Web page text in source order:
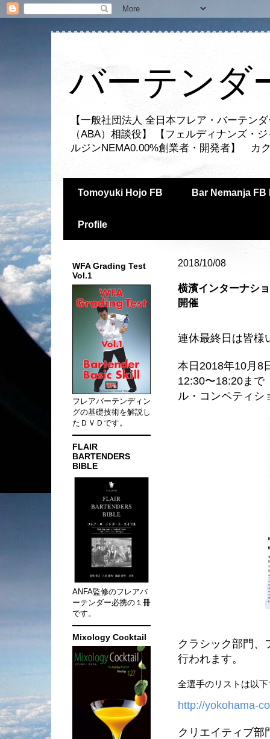
バーテンダ
【一般社団法人 全日本フレア・バーテン
（ABA）相談役】 【フェルディナンズ・
ルジンNEMA0.00%創業者・開発者】 カ
Tomoyuki Hojo FB Bar Nemanja FB
Profile
2018/10/08
横濱インターナシ
開催
連休最終日は皆様
本日2018年10月8
12:30〜18:20まで
ル・コンペティシ
クラシック部門、
行われます。
全選手のリストは以下
http://yokohama-
クリエイティブ部
WFA Grading Test
Vol.1
フレアバーテンディン
グの基礎技術を解説し
たＤＶＤです。
FLAIR
BARTENDERS
BIBLE
ANFA監修のフレアバ
ーテンダー必携の１冊
です。
Mixology Cocktail